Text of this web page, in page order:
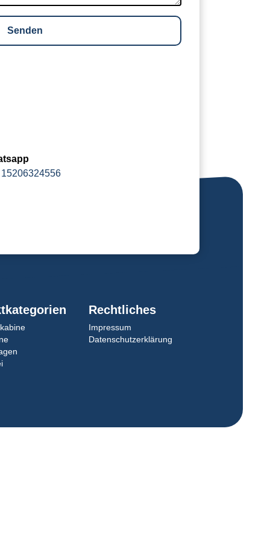
Rechtliches
Impressum
Datenschutzerklärung